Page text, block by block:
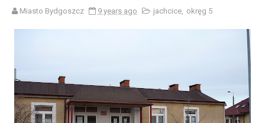
Miasto Bydgoszcz 9 years ago jachcice, okręg 5